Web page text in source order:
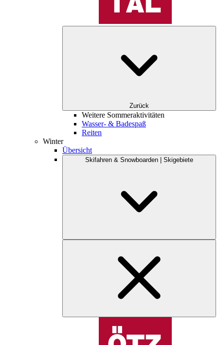
Zurück
Weitere Sommeraktivitäten
Wasser- & Badespaß
Reiten
Winter
Übersicht
Skifahren & Snowboarden | Skigebiete